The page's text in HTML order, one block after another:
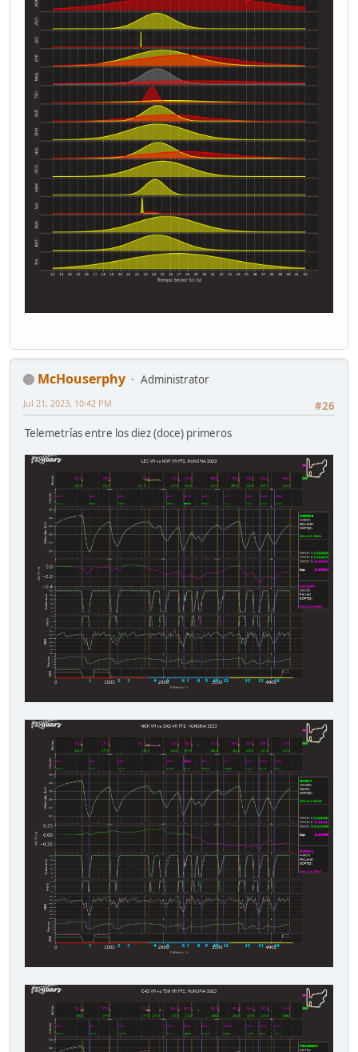
McHouserphy
Administrator
#26
Jul 21, 2023, 10:42 PM
Telemetrías entre los diez (doce) primeros